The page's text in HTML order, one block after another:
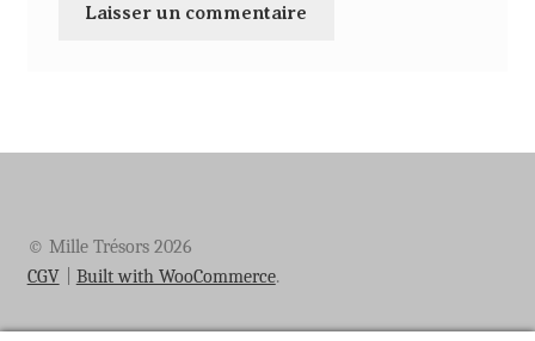
© Mille Trésors 2026
CGV
Built with WooCommerce.